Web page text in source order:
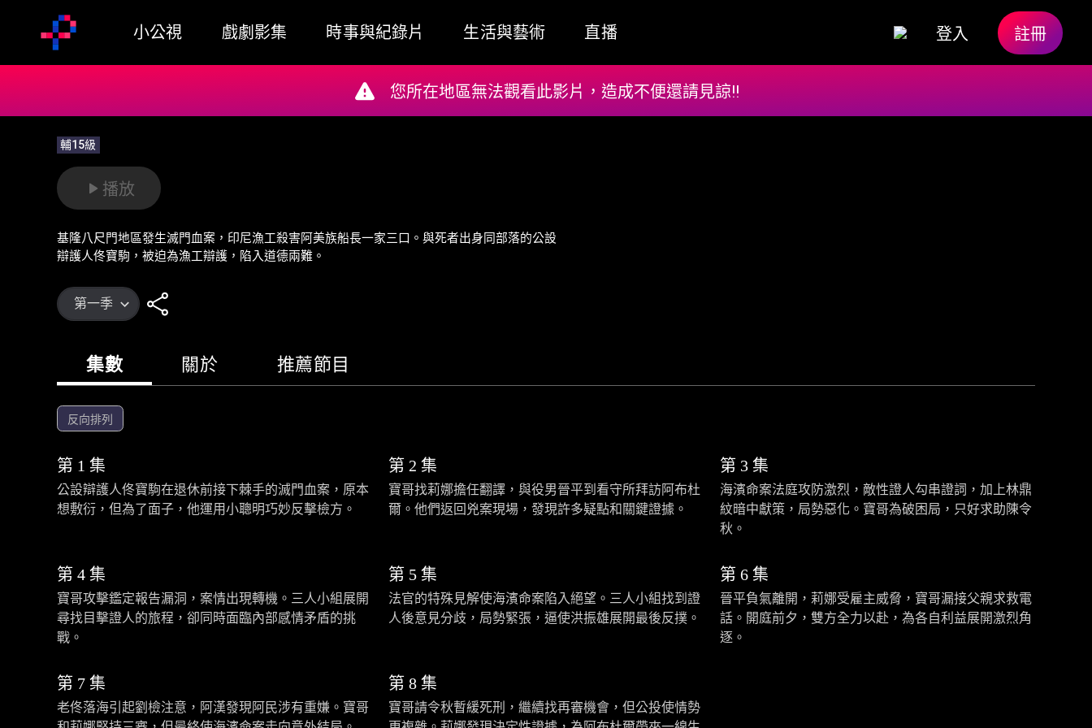
小公視 戲劇影集 時事與紀錄片 生活與藝術 直播 登入 註冊
輔15級
播放
基隆八尺門地區發生滅門血案，印尼漁工殺害阿美族船長一家三口。與死者出身同部落的公設
辯護人佟寶駒，被迫為漁工辯護，陷入道德兩難。
第一季
集數 關於 推薦節目
反向排列
第 1 集
公設辯護人佟寶駒在退休前接下棘手的滅門血案，原本
想敷衍，但為了面子，他運用小聰明巧妙反擊檢方。
第 2 集
寶哥找莉娜擔任翻譯，與役男晉平到看守所拜訪阿布杜
爾。他們返回兇案現場，發現許多疑點和關鍵證據。
第 3 集
海濱命案法庭攻防激烈，敵性證人勾串證詞，加上林鼎
紋暗中獻策，局勢惡化。寶哥為破困局，只好求助陳令
秋。
第 4 集
寶哥攻擊鑑定報告漏洞，案情出現轉機。三人小組展開
尋找目擊證人的旅程，卻同時面臨內部感情矛盾的挑
戰。
第 5 集
法官的特殊見解使海濱命案陷入絕望。三人小組找到證
人後意見分歧，局勢緊張，逼使洪振雄展開最後反撲。
第 6 集
晉平負氣離開，莉娜受雇主威脅，寶哥漏接父親求救電
話。開庭前夕，雙方全力以赴，為各自利益展開激烈角
逐。
第 7 集
老佟落海引起劉檢注意，阿漢發現阿民涉有重嫌。寶哥
第 8 集
寶哥請令秋暫緩死刑，繼續找再審機會，但公投使情勢
您所在地區無法觀看此影片，造成不便還請見諒!!